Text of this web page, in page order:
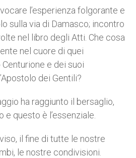
l’esperienza folgorante e
sulla via di Damasco; incontro
nel libro degli Atti. Che cosa
nel cuore di quei
e dei suoi
dei Gentili?
ha raggiunto il bersaglio,
e questo è l’essenziale.
il fine di tutte le nostre
le nostre condivisioni.